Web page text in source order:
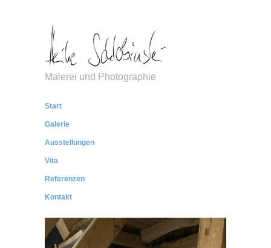
Malerei und Photographie
Start
Galerie
Ausstellungen
Vita
Referenzen
Kontakt